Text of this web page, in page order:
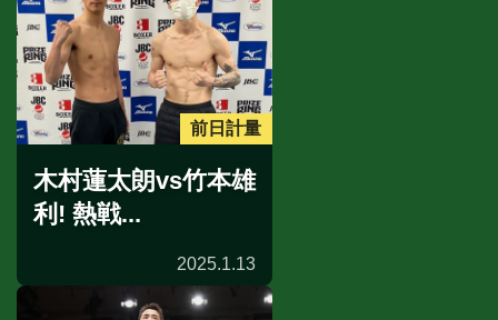
前日計量
木村蓮太朗vs竹本雄
利! 熱戦...
2025.1.13